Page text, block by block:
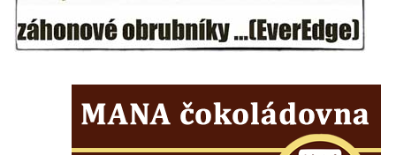
Pamětní deska Vojtěcha Kocmicha na
Socha vodníka v Plavu
Socha svatého Jana Nepomuckého v